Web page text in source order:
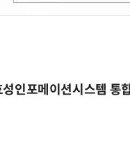
인포메이션시스템 통